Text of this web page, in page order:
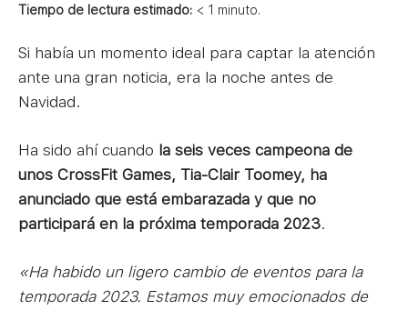
Tiempo de lectura estimado: < 1 minuto.
Si había un momento ideal para captar la atención
ante una gran noticia, era la noche antes de
Navidad.
Ha sido ahí cuando la seis veces campeona de
unos CrossFit Games, Tia-Clair Toomey, ha
anunciado que está embarazada y que no
participará en la próxima temporada 2023.
«Ha habido un ligero cambio de eventos para la
temporada 2023. Estamos muy emocionados de